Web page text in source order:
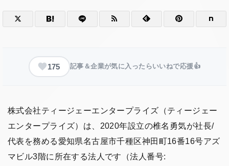
175 記事＆企業が気に入ったらいいねで応援👍
株式会社ティージェーエンタープライズ（ティージェー
エンタープライズ）は、2020年設立の椎名勇気が社長/
代表を務める愛知県名古屋市千種区神田町16番16号アズ
マビル3階に所在する法人です（法人番号: